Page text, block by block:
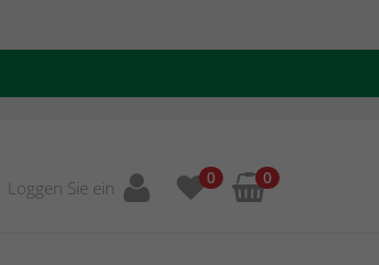
Loggen Sie ein 0 0